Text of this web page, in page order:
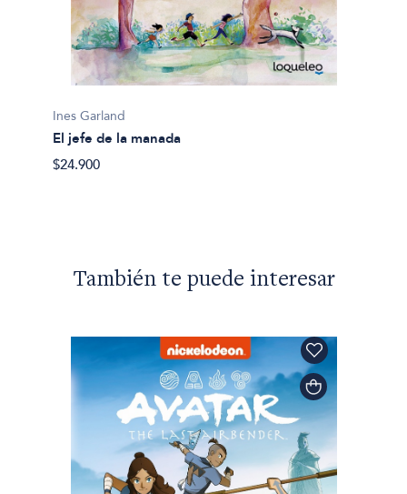
Ines Garland
El jefe de la manada
$24.900
También te puede interesar